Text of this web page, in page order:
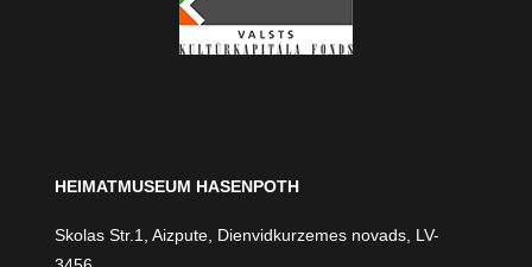
HEIMATMUSEUM HASENPOTH
Skolas Str.1, Aizpute, Dienvidkurzemes novads, LV-